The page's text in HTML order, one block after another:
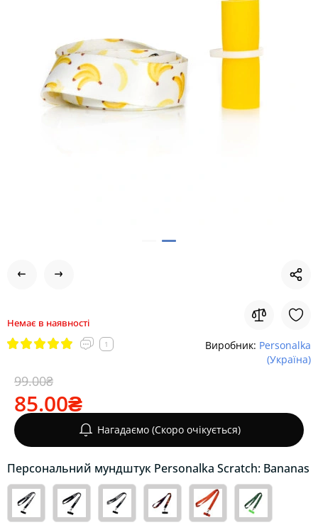
Немає в наявності
1 Виробник: Personalka
(Україна)
99.00₴
85.00₴
Нагадаємо (Скоро очікується)
Персональний мундштук Personalka Scratch: Bananas